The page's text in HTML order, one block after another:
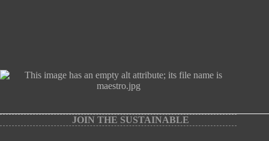
JOIN THE SUSTAINABLE